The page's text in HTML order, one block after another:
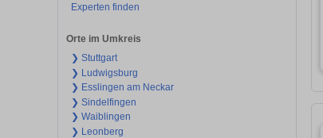
Experten finden
Orte im Umkreis
❯ Stuttgart
❯ Ludwigsburg
❯ Esslingen am Neckar
❯ Sindelfingen
❯ Waiblingen
❯ Leonberg